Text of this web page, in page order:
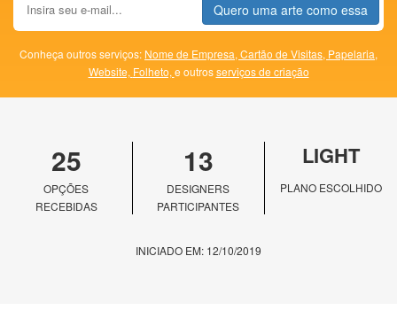
Quero uma arte como essa
Conheça outros serviços: Nome de Empresa, Cartão de Visitas, Papelaria,
Website, Folheto, e outrosserviços de criação
25
OPÇÕES
RECEBIDAS
13
DESIGNERS
PARTICIPANTES
LIGHT
PLANO ESCOLHIDO
INICIADO EM: 12/10/2019